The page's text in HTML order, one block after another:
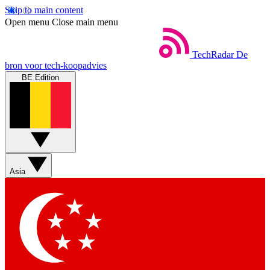
Skip to main content
Open menu Close main menu
TechRadar De
bron voor tech-koopadvies
BE Edition
Asia